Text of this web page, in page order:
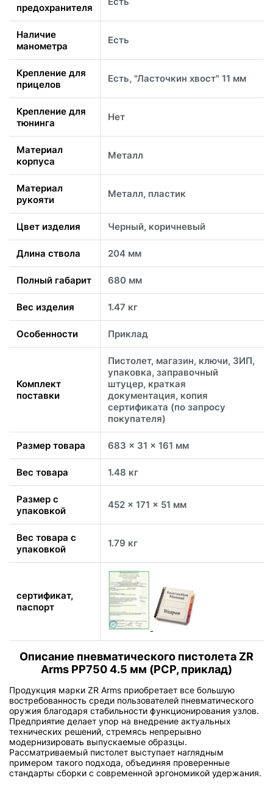
предохранителя
Наличие
манометра
Есть
Крепление для
прицелов
Есть, "Ласточкин хвост" 11 мм
Крепление для
тюнинга
Нет
Материал
корпуса
Металл
Материал
рукояти
Металл, пластик
Цвет изделия Черный, коричневый
Длина ствола 204 мм
Полный габарит 680 мм
Вес изделия 1.47 кг
Особенности Приклад
Комплект
поставки
Пистолет, магазин, ключи, ЗИП,
упаковка, заправочный
штуцер, краткая
документация, копия
сертификата (по запросу
покупателя)
Размер товара 683 x 31 x 161 мм
Вес товара 1.48 кг
Размер с
упаковкой
452 x 171 x 51 мм
Вес товара с
упаковкой
1.79 кг
сертификат,
паспорт
Описание пневматического пистолета ZR
Arms PP750 4.5 мм (PCP, приклад)
Продукция марки ZR Arms приобретает все большую
востребованность среди пользователей пневматического
оружия благодаря стабильности функционирования узлов.
Предприятие делает упор на внедрение актуальных
технических решений, стремясь непрерывно
модернизировать выпускаемые образцы.
Рассматриваемый пистолет выступает наглядным
примером такого подхода, объединяя проверенные
стандарты сборки с современной эргономикой удержания.